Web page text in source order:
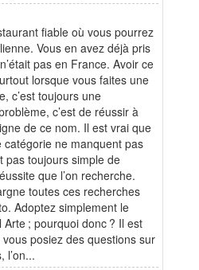
fiable où vous pourrez
Vous en avez déjà pris
pas en France. Avoir ce
lorsque vous faites une
c’est toujours une
c’est de réussir à
de ce nom. Il est vrai que
ne manquent pas
pas toujours simple de
que l’on recherche.
toutes ces recherches
Adoptez simplement le
; pourquoi donc ? Il est
posiez des questions sur
l’on...